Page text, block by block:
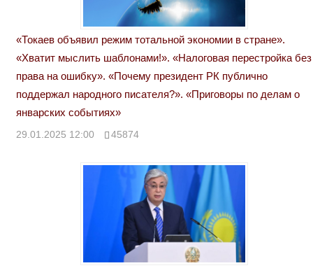
«Токаев объявил режим тотальной экономии в стране».
«Хватит мыслить шаблонами!». «Налоговая перестройка без
права на ошибку». «Почему президент РК публично
поддержал народного писателя?». «Приговоры по делам о
январских событиях»
29.01.2025 12:00 45874